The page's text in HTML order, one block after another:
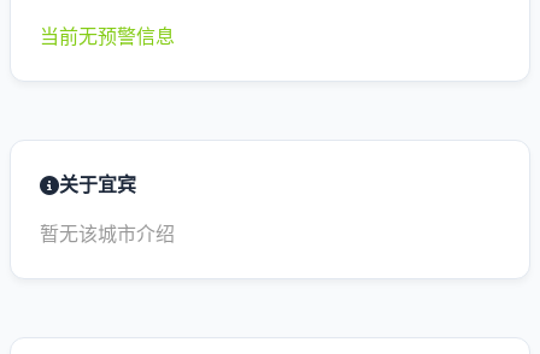
当前无预警信息
关于宜宾
暂无该城市介绍